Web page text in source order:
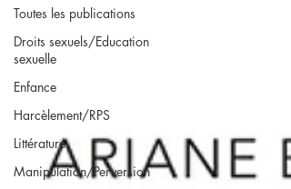
Toutes les publications
Droits sexuels/Education
sexuelle
Enfance
Harcèlement/RPS
Littérature
Manipulation/Perversion